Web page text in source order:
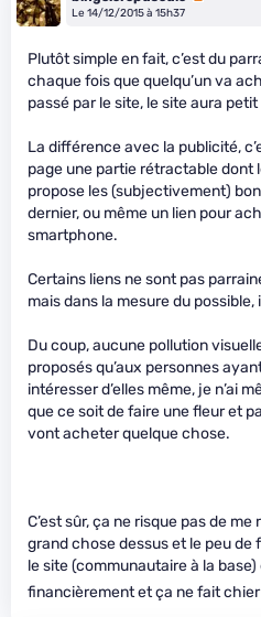
Le 14/12/2015 à 15h37
Plutôt simple en fait, c’est du
chaque fois que quelqu’un va
passé par le site, le site aura
La différence avec la publicité,
page une partie rétractable dont
propose les (subjectivement)
dernier, ou même un lien pour
smartphone.
Certains liens ne sont pas
mais dans la mesure du possible,
Du coup, aucune pollution
proposés qu’aux personnes
intéresser d’elles même, je n’ai
que ce soit de faire une fleur et
vont acheter quelque chose.
C’est sûr, ça ne risque pas de me
grand chose dessus et le peu de
le site (communautaire à la
financièrement et ça ne fait